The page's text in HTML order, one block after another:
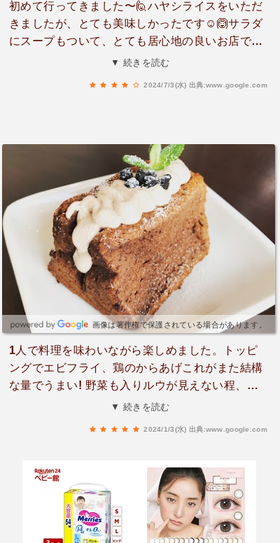
初めて行ってきました〜🙋ハヤシライスをいただ
きましたが、とても美味しかったです☺️🙆サラダ
にスープもついて、とても居心地の良いお店でし
たよ～😁身体に良い、健康的なランチを楽しめま
▼ 続きを読む
2024/7/3(水) 出典:www.google.com
画像は著作権で保護されている場合があります。
1人で料理を味わいながら楽しめました。トッピ
ングでエビフライ、鶏のからあげこれがまた結構
な量でうまい! 野菜も入りルウが見えない程、彩
りきれいな盛付け。ご飯も大盛り。スープ、サラ
▼ 続きを読む
2024/1/3(水) 出典:www.google.com